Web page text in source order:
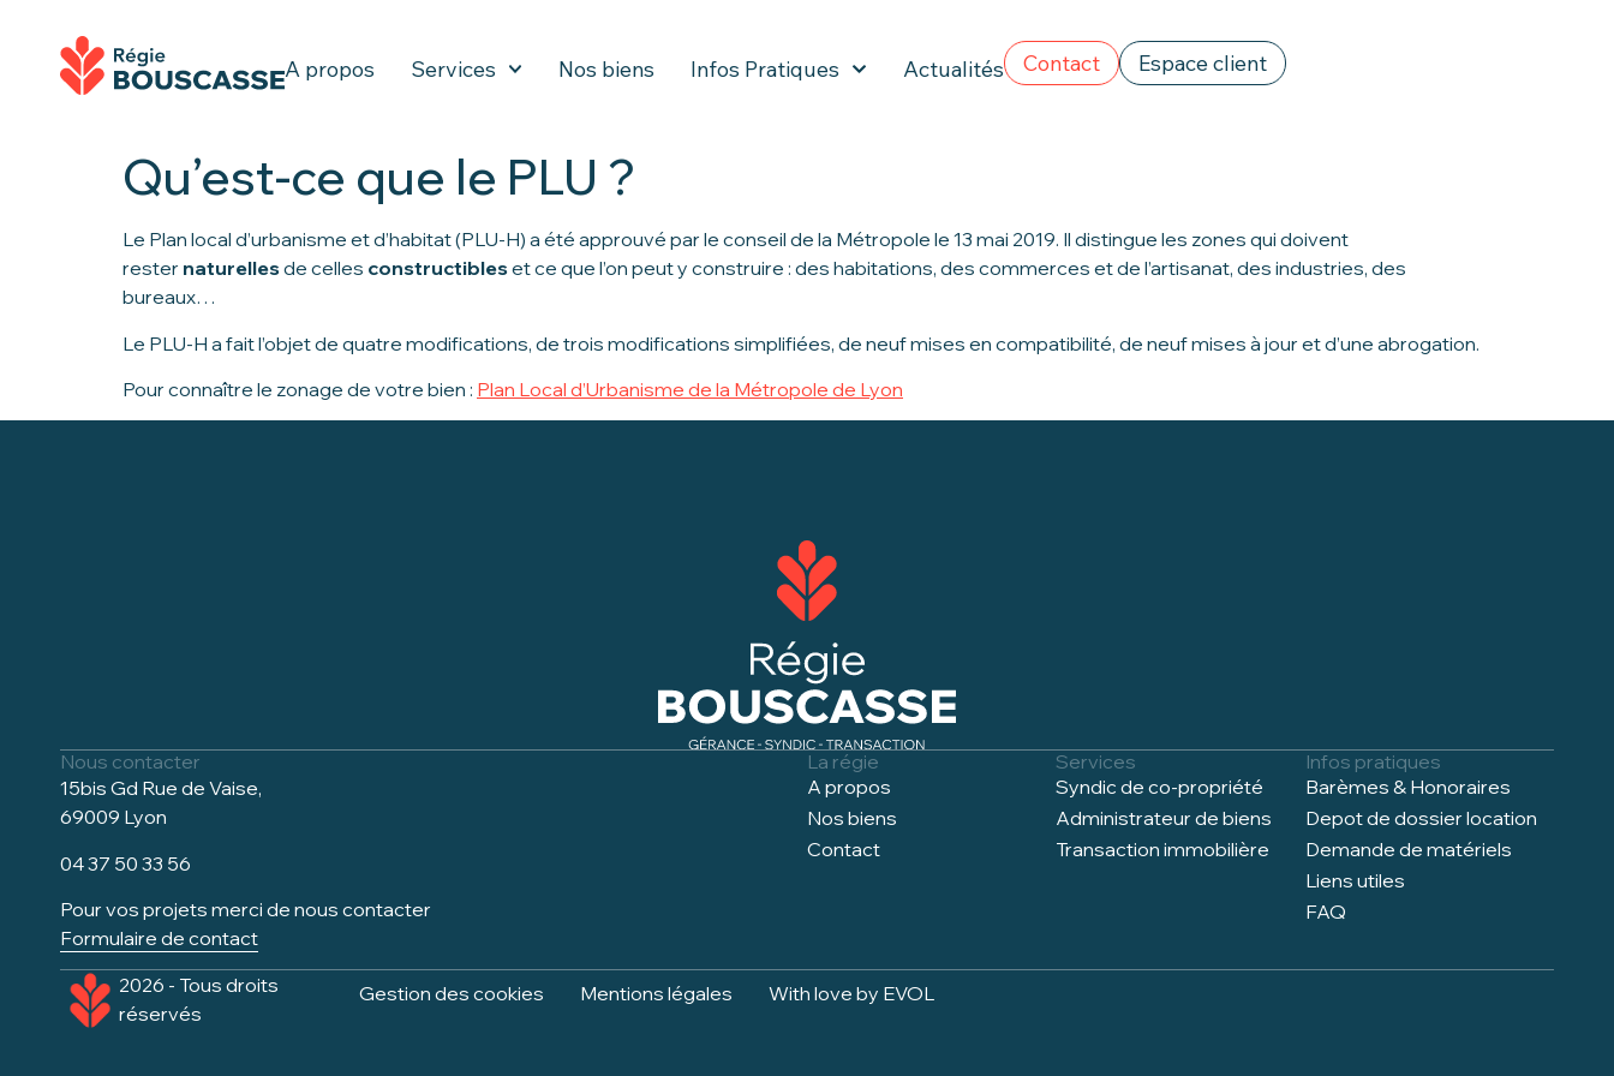
A propos Services Nos biens Infos Pratiques Actualités Contact Espace client
Qu’est-ce que le PLU ?
Le Plan local d’urbanisme et d’habitat (PLU-H) a été approuvé par le conseil de la Métropole le 13 mai 2019. Il distingue les zones qui doivent
rester naturellesde celles constructibleset ce que l’on peut y construire : des habitations, des commerces et de l’artisanat, des industries, des
bureaux…
Le PLU-H a fait l’objet de quatre modifications, de trois modifications simplifiées, de neuf mises en compatibilité, de neuf mises à jour et d’une abrogation.
Pour connaître le zonage de votre bien : Plan Local d’Urbanisme de la Métropole de Lyon
Nous contacter
15bis Gd Rue de Vaise,
69009 Lyon
04 37 50 33 56
Pour vos projets merci de nous contacter
Formulaire de contact
La régie
A propos
Nos biens
Contact
Services
Syndic de co-propriété
Administrateur de biens
Transaction immobilière
Infos pratiques
Barèmes & Honoraires
Depot de dossier location
Demande de matériels
Liens utiles
FAQ
2026 - Tous droits
réservés
Gestion des cookies Mentions légales With love by EVOL